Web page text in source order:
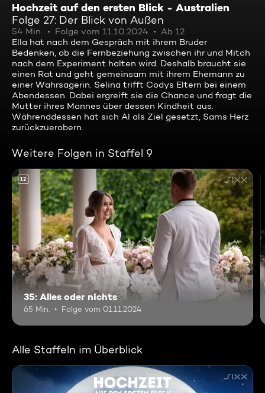
Hochzeit auf den ersten Blick - Australien
Folge 27: Der Blick von Außen
54 Min. Folge vom 11.10.2024
Ab 12
Ella hat nach dem Gespräch mit ihrem Bruder
Bedenken, ob die Fernbeziehung zwischen ihr und Mitch
nach dem Experiment halten wird. Deshalb braucht sie
einen Rat und geht gemeinsam mit ihrem Ehemann zu
einer Wahrsagerin. Selina trifft Codys Eltern bei einem
Abendessen. Dabei ergreift sie die Chance und fragt die
Mutter ihres Mannes über dessen Kindheit aus.
Währenddessen hat sich Al als Ziel gesetzt, Sams Herz
zurückzuerobern.
Weitere Folgen in Staffel 9
12
35: Alles oder nichts
65 Min. Folge vom 01.11.2024
Alle Staffeln im Überblick